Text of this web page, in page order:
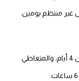
تصل مدة بقاء الأفيون في الدم للشخص المدمن 4 أيام، والمتعاطي